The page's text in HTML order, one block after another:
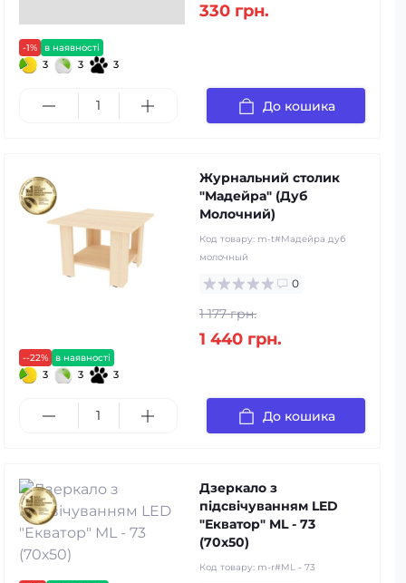
-1% в наявності
3 3 3
330 грн.
До кошика
--22% в наявності
3 3 3
Журнальний столик
"Мадейра" (Дуб
Молочний)
Код товару: m-t#Мадейра дуб
молочный
0
1 177 грн.
1 440 грн.
До кошика
Дзеркало з
підсвічуванням LED
"Екватор" ML - 73
(70х50)
Код товару: m-r#ML - 73